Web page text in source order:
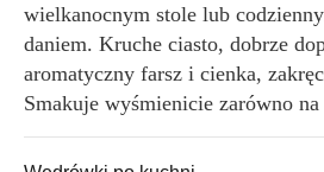
wielkanocnym stole lub
daniem. Kruche ciasto, dobrze
aromatyczny farsz i cienka,
Smakuje wyśmienicie zarówno na